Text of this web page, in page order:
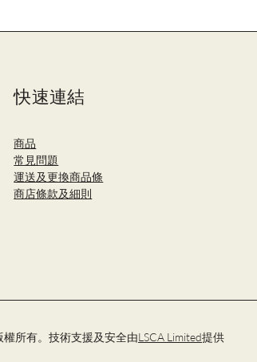
快速連結
商品
​常見問題
運送及更換商品條
商店條款及細則
所有。技術支援及安全由LSCA Limited提供